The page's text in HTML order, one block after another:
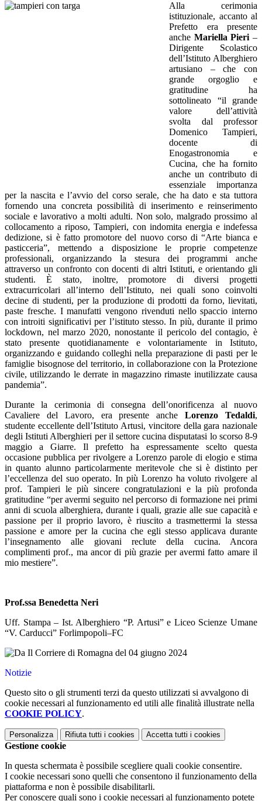
Alla cerimonia
istituzionale, accanto al
Prefetto era presente
anche Mariella Pieri –
Dirigente Scolastico
dell’Istituto Alberghiero
artusiano – che con
grande orgoglio e
gratitudine ha
sottolineato “il grande
valore dell’attività
svolta dal professor
Domenico Tampieri,
docente di
Enogastronomia e
Cucina, che ha fornito
anche un contributo di
essenziale importanza
per la nascita e l’avvio del corso serale, che ha dato e sta tuttora
fornendo una concreta possibilità di inserimento e reinserimento
sociale e lavorativo a molti adulti. Non solo, malgrado prossimo al
collocamento a riposo, Tampieri, con indomita energia e indefessa
dedizione, si è fatto promotore del nuovo corso di “Arte bianca e
pasticceria”, mettendo a disposizione le proprie competenze
professionali, organizzando la stesura dei programmi anche
attraverso un confronto con docenti di altri Istituti, e orientando gli
studenti. È stato, inoltre, promotore di diversi progetti
extracurricolari all’interno dell’Istituto, nei quali sono coinvolti
decine di studenti, per la produzione di prodotti da forno, lievitati,
paste fresche. I manufatti vengono rivenduti nello spaccio interno
con introiti significativi per l’istituto stesso. In più, durante il primo
lockdown, nel marzo 2020, nonostante il pericolo del contagio, è
stato presente quotidianamente e volontariamente in Istituto,
organizzando e guidando colleghi nella preparazione di pasti per le
famiglie bisognose del territorio, in collaborazione con la Protezione
civile, utilizzando le derrate in magazzino rimaste inutilizzate causa
pandemia”.
Durante la cerimonia di consegna dell’onorificenza al nuovo
Cavaliere del Lavoro, era presente anche
Lorenzo Tedaldi,
studente eccellente dell’Istituto Artusi, vincitore della gara nazionale
degli Istituti Alberghieri per il settore cucina disputatasi lo scorso 8-9
maggio a Giarre. Il prefetto ha espressamente scelto questa
occasione pubblica per rivolgere a Lorenzo parole di elogio e stima
in quanto alunno particolarmente meritevole che si è distinto per
l’eccellenza del suo operato. In più Lorenzo ha voluto rivolgere al
prof. Tampieri le più sincere congratulazioni e la più profonda
gratitudine “per avermi seguito nel percorso di formazione nei primi
anni di scuola alberghiera, durante i quali, grazie alle sue capacità e
passione per il proprio lavoro, è riuscito a trasmettermi la stessa
passione e amore per la cucina che egli stesso applicava durante
l’insegnamento alle giovani reclute della cucina. Ancora
complimenti prof., ma ancor di più grazie per avermi fatto amare il
mio mestiere”.
Prof.ssa Benedetta Neri
Uff. Stampa – Ist. Alberghiero “P. Artusi” e Liceo Scienze Umane
“V. Carducci” Forlimpopoli–FC
Notizie
Questo sito o gli strumenti terzi da questo utilizzati si avvalgono di
cookie necessari al funzionamento ed utili alle finalità illustrate nella
COOKIE POLICY.
Personalizza Rifiuta tutti i cookies Accetta tutti i cookies
Gestione cookie
In questa schermata è possibile scegliere quali cookie consentire.
I cookie necessari sono quelli che consentono il funzionamento della
piattaforma e non è possibile disabilitarli.
Per conoscere quali sono i cookie necessari al funzionamento potete